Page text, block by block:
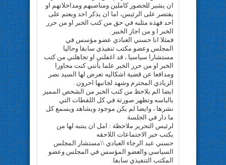
ان يشير للحضور كاملين ومناصبهم ومداخلاتهم او
يقتصر على الرئيس، اما ان يذكر احد ويعتم على
احد فهذه مثلبه في حق من كتب الخبر او من حرر
الخبر ا و من اجاز الخبير .
فمثلا انا حسني العبادي عضو مؤسس في
المجلس وعضو مكتب تنفيذي سابقا وحاليا
مستشارا سياسيا ، قد اغفلني او تجاهلني من كتب
الخبر او من حرر الخبر علما بأنني كنت محاورا
ومدافعا عن قضية اشكاليه تعرض لها السيد نصر
الزيادي المحترم وشهد لجانبها احرون .
ايضا الم يلاحظ من كتب الخبر من الشحص المميز
بالباسه وتظهر صورتة في كل اللقطات التي
نشرها ، وايضا لم يكن موجود ويشاهد ويسمع كل
ما دار في الجلسة
لرئيس التحرير ملاحظة : امل ان ينتبه لها من
يكتب خبر الاجتماعات اللاحقه
حسني عبد الرجاء العبادي \\مستشار المجلس
السياسي والعضو المؤسس في المجلس وعضو
المكتب التنفيذي سابفا.